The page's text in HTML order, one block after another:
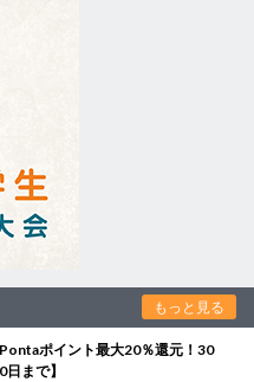
もっと見る
ポイント最大20％還元！30
まで】